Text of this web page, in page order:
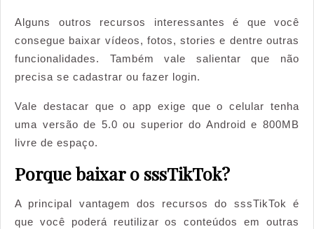
Alguns outros recursos interessantes é que você
consegue baixar vídeos, fotos, stories e dentre outras
funcionalidades. Também vale salientar que não
precisa se cadastrar ou fazer login.
Vale destacar que o app exige que o celular tenha
uma versão de 5.0 ou superior do Android e 800MB
livre de espaço.
Porque baixar o sssTikTok?
A principal vantagem dos recursos do sssTikTok é
que você poderá reutilizar os conteúdos em outras